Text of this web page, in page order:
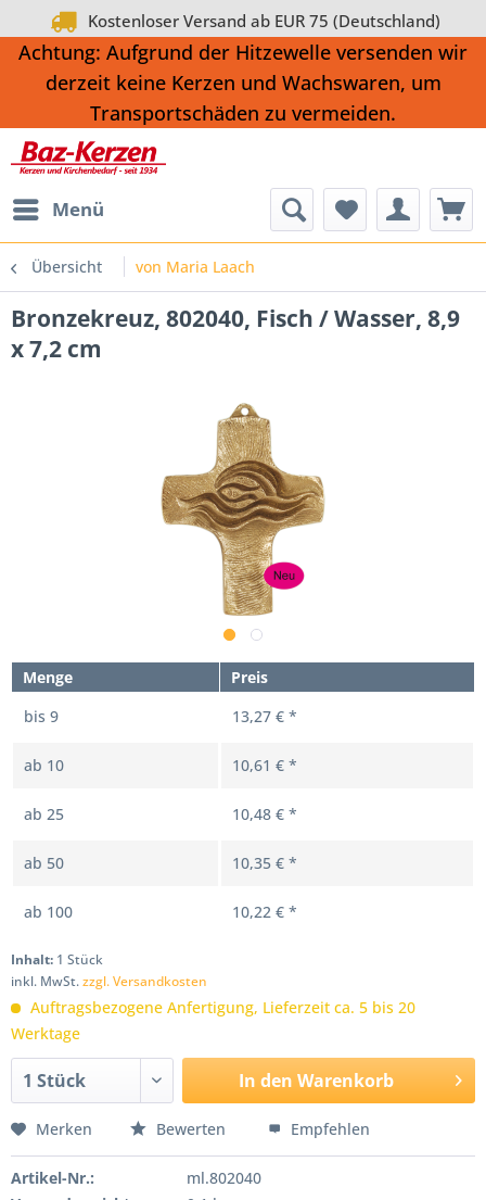
Kostenloser Versand ab EUR 75 (Deutschland)
Achtung: Aufgrund der Hitzewelle versenden wir
derzeit keine Kerzen und Wachswaren, um
Transportschäden zu vermeiden.
Menü
Übersicht von Maria Laach
Bronzekreuz, 802040, Fisch / Wasser, 8,9
x 7,2 cm
Menge
Preis
bis 9 13,27 € *
ab 10 10,61 € *
ab 25 10,48 € *
ab 50 10,35 € *
ab 100 10,22 € *
Inhalt: 1 Stück
inkl. MwSt.zzgl. Versandkosten
Auftragsbezogene Anfertigung, Lieferzeit ca. 5 bis 20
Werktage
In den Warenkorb
Merken Bewerten Empfehlen
Artikel-Nr.:
ml.802040